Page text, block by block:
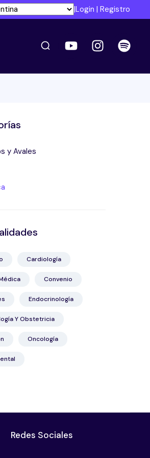
|Login | Registro
y Avales
Cardiología
Convenio
Endocrinología
Y Obstetricia
Oncología
Redes Sociales